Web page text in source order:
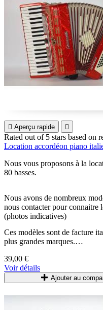
 Aperçu rapide 
Rated out of 5 stars based on
Location accordéon piano
Nous vous proposons à la
80 basses.
Nous avons de nombreux
nous contacter pour connaitre
(photos indicatives)
Ces modèles sont de facture
plus grandes marques.
Accordéons accordés et
Livrés avec bretelles et housse.
39,00 €
Voir détails
Ajouter au